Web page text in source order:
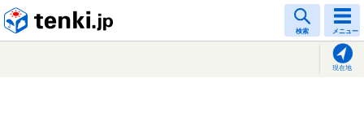
検索 メニュー
現在地